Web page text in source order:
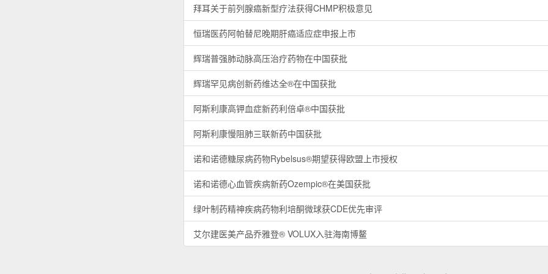
拜耳关于前列腺癌新型疗法获得CHMP积极意见
恒瑞医药阿帕替尼晚期肝癌适应症申报上市
辉瑞普强肺动脉高压治疗药物在中国获批
辉瑞罕见病创新药维达全®在中国获批
阿斯利康高钾血症新药利倍卓®中国获批
阿斯利康慢阻肺三联新药中国获批
诺和诺德糖尿病药物Rybelsus®期望获得欧盟上市授权
诺和诺德心血管疾病新药Ozempic®在美国获批
绿叶制药精神疾病药物利培酮微球获CDE优先审评
艾尔建医美产品乔雅登® VOLUX入驻海南博鳌